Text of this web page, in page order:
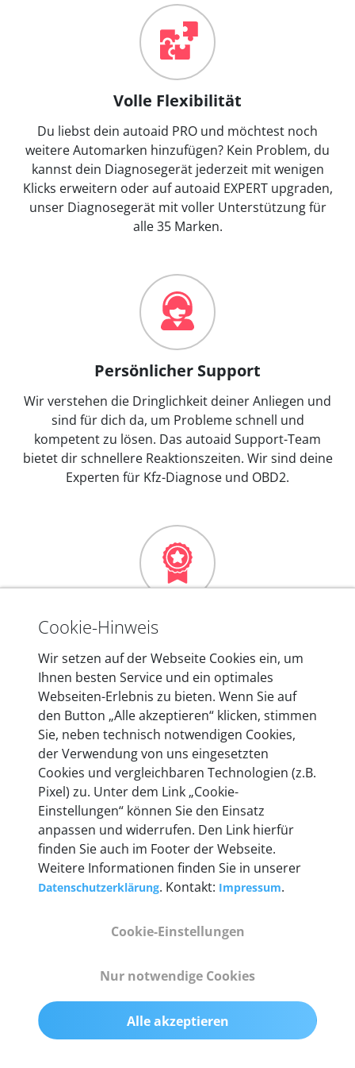
Volle Flexibilität
Du liebst dein autoaid PRO und möchtest noch
weitere Automarken hinzufügen? Kein Problem, du
kannst dein Diagnosegerät jederzeit mit wenigen
Klicks erweitern oder auf autoaid EXPERT upgraden,
unser Diagnosegerät mit voller Unterstützung für
alle 35 Marken.
Persönlicher Support
Wir verstehen die Dringlichkeit deiner Anliegen und
sind für dich da, um Probleme schnell und
kompetent zu lösen. Das autoaid Support-Team
bietet dir schnellere Reaktionszeiten. Wir sind deine
Experten für Kfz-Diagnose und OBD2.
Mehr als 10 Jahre Erfahrung
In den Kfz-Diagnosegeräten von autoaid stecken
mehr als 10 Jahre Erfahrung, und auch in Zukunft
entwickeln wir unsere Produkte am Standort in
Berlin laufend weiter. Auf diese Qualität vertrauen
heute mehr als 60.000 Privatkunden und
Unternehmen.
Technische Details &
Lieferumfang
Abmessungen
Gewicht
200 g
Cookie-Hinweis
Wir setzen auf der Webseite Cookies ein, um
Ihnen besten Service und ein optimales
Webseiten-Erlebnis zu bieten. Wenn Sie auf
den Button „Alle akzeptieren“ klicken, stimmen
Sie, neben technisch notwendigen Cookies,
der Verwendung von uns eingesetzten
Cookies und vergleichbaren Technologien (z.B.
Pixel) zu. Unter dem Link „Cookie-
Einstellungen“ können Sie den Einsatz
anpassen und widerrufen. Den Link hierfür
finden Sie auch im Footer der Webseite.
Weitere Informationen finden Sie in unserer
Datenschutzerklärung. Kontakt: Impressum.
Cookie-Einstellungen
Nur notwendige Cookies
Alle akzeptieren